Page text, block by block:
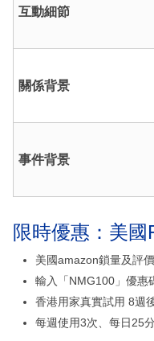
互動細節
關係背景
事件背景
限時優惠：美
美國amazon鎖量及評
輸入「NMG100」優惠
香港用家真實試用 8週
每週使用3次、每日25